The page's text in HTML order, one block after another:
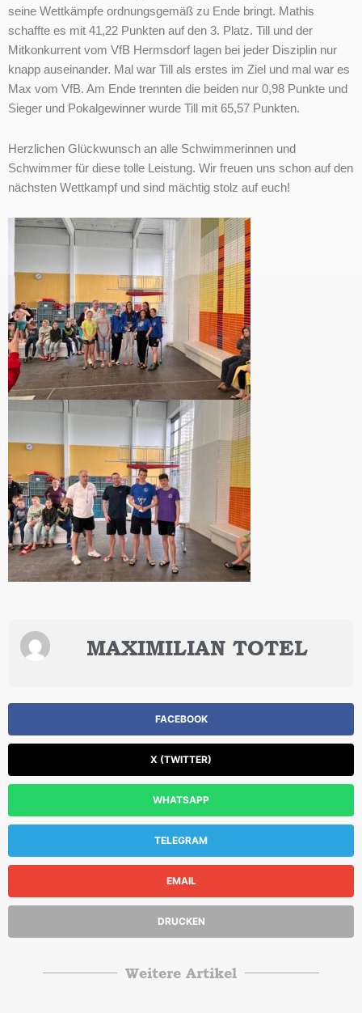
seine Wettkämpfe ordnungsgemäß zu Ende bringt. Mathis
schaffte es mit 41,22 Punkten auf den 3. Platz. Till und der
Mitkonkurrent vom VfB Hermsdorf lagen bei jeder Disziplin nur
knapp auseinander. Mal war Till als erstes im Ziel und mal war es
Max vom VfB. Am Ende trennten die beiden nur 0,98 Punkte und
Sieger und Pokalgewinner wurde Till mit 65,57 Punkten.
Herzlichen Glückwunsch an alle Schwimmerinnen und
Schwimmer für diese tolle Leistung. Wir freuen uns schon auf den
nächsten Wettkampf und sind mächtig stolz auf euch!
MAXIMILIAN TOTEL
FACEBOOK
X (TWITTER)
WHATSAPP
TELEGRAM
EMAIL
DRUCKEN
Weitere Artikel